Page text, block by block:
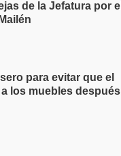
de la Jefatura por el
para evitar que el
los muebles después